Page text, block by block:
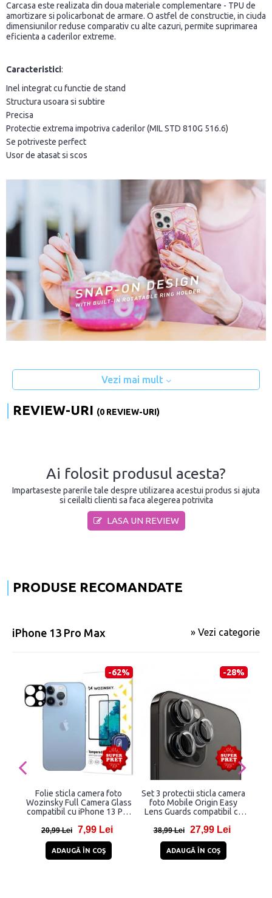
Carcasa este realizata din doua materiale complementare - TPU de
amortizare si policarbonat de armare. O astfel de constructie, in ciuda
dimensiunilor reduse comparativ cu alte cazuri, permite suprimarea
eficienta a caderilor extreme.
Caracteristici:
Inel integrat cu functie de stand
Structura usoara si subtire
Precisa
Protectie extrema impotriva caderilor (MIL STD 810G 516.6)
Se potriveste perfect
Usor de atasat si scos
Vezi mai mult
REVIEW-URI (0 REVIEW-URI)
Ai folosit produsul acesta?
Impartaseste parerile tale despre utilizarea acestui produs si ajuta
si ceilalti clienti sa faca alegerea potrivita
LASA UN REVIEW
PRODUSE RECOMANDATE
iPhone 13 Pro Max » Vezi categorie
-62%
Folie sticla camera foto
Wozinsky Full Camera Glass
compatibil cu iPhone 13 Pro
20,99 Lei 7,99 Lei
ADAUGĂ ÎN COŞ
-28%
Set 3 protectii sticla camera
foto Mobile Origin Easy
Lens Guards compatibil cu
Black
38,99 Lei 27,99 Lei
ADAUGĂ ÎN COŞ